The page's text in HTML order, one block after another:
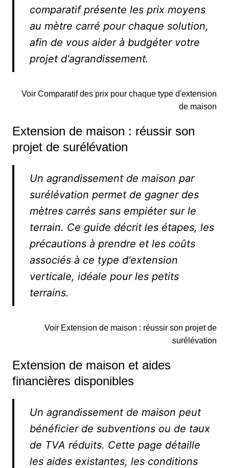
comparatif présente les prix moyens
au mètre carré pour chaque solution,
afin de vous aider à budgéter votre
projet d'agrandissement.
Voir Comparatif des prix pour chaque type d'extension
de maison
Extension de maison : réussir son
projet de surélévation
Un agrandissement de maison par
surélévation permet de gagner des
mètres carrés sans empiéter sur le
terrain. Ce guide décrit les étapes, les
précautions à prendre et les coûts
associés à ce type d'extension
verticale, idéale pour les petits
terrains.
Voir Extension de maison : réussir son projet de
surélévation
Extension de maison et aides
financières disponibles
Un agrandissement de maison peut
bénéficier de subventions ou de taux
de TVA réduits. Cette page détaille
les aides existantes, les conditions